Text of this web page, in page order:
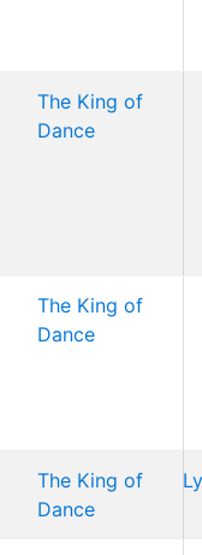
The King of
Dance
The King of
Dance
The King of
Dance